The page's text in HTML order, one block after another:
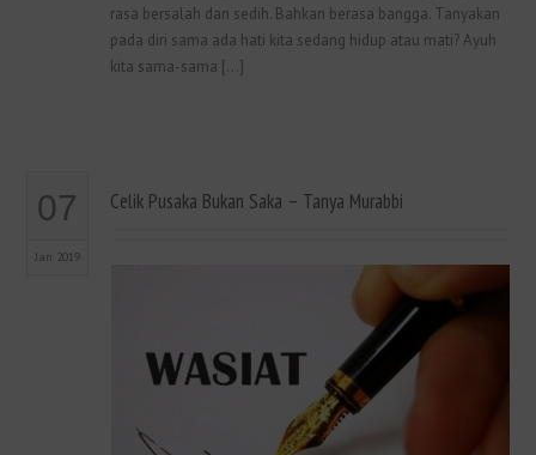
rasa bersalah dan sedih. Bahkan berasa bangga. Tanyakan
pada diri sama ada hati kita sedang hidup atau mati? Ayuh
kita sama-sama […]
07
Jan 2019
Celik Pusaka Bukan Saka – Tanya Murabbi